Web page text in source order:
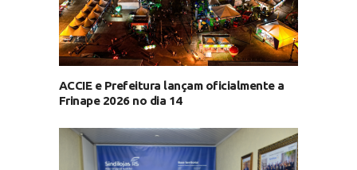
ACCIE e Prefeitura lançam oficialmente a
Frinape 2026 no dia 14